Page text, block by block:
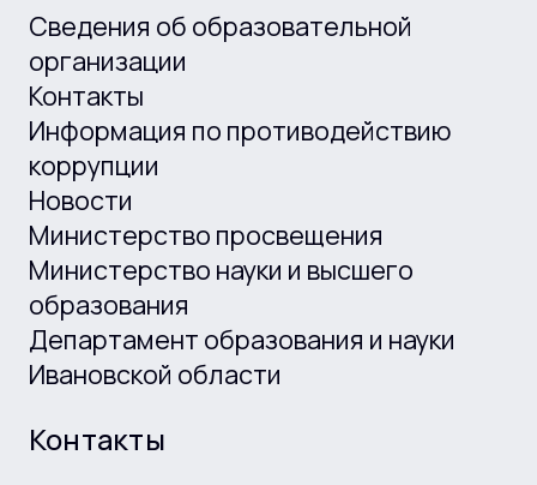
Сведения об образовательной
организации
Контакты
Информация по противодействию
коррупции
Новости
Министерство просвещения
Министерство науки и высшего
образования
Департамент образования и науки
Ивановской области
Контакты